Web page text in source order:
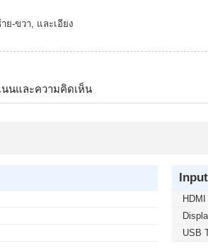
-ขวา, และเอียง
นนและความคิดเห็น
HDMI
USB